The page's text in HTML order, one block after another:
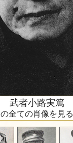
武者小路実篤
の全ての肖像を見る